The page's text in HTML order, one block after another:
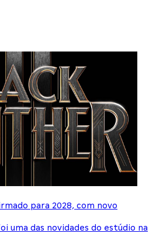
para 2028, com novo
uma das novidades do estúdio na